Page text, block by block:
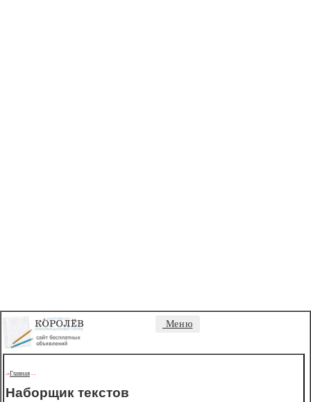
Меню
->Главная - -
Наборщик текстов